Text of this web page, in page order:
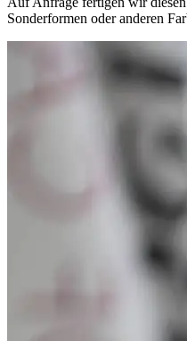
Sonderformen oder anderen